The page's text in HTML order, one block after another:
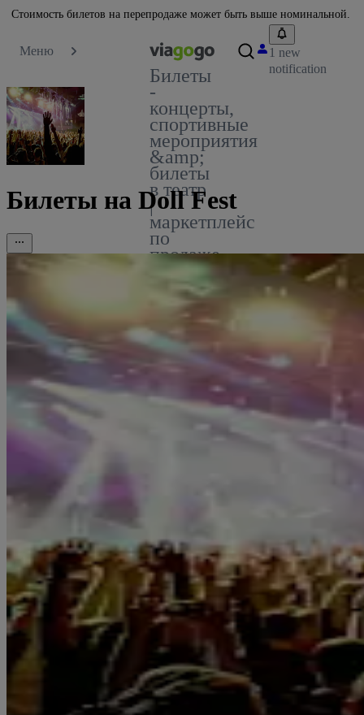
Стоимость билетов на перепродаже может быть выше номинальной.
Меню
Билеты
-
концерты,
спортивные
мероприятия
&amp;
билеты
в театр
|
маркетплейс
по
продаже
билетов
viagogo
1 new
notification
Билеты на Doll Fest